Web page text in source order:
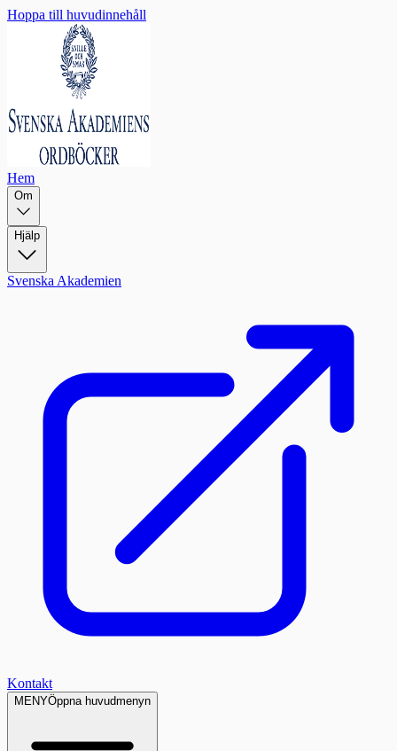
Hoppa till huvudinnehåll
Hem
Om
Hjälp
Svenska Akademien
Kontakt
MENYÖppna huvudmenyn